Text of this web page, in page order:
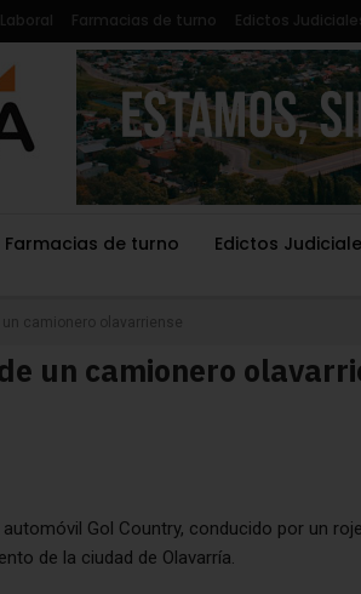
Farmacias de turno Edictos
Farmacias de turno Edictos
camionero olavarriense
un camionero
Gol Country, conducido por un
de la ciudad de Olavarría.